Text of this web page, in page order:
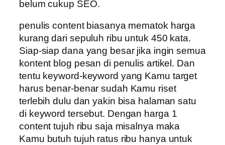
belum cukup SEO.
penulis content biasanya mematok harga
kurang dari sepuluh ribu untuk 450 kata.
Siap-siap dana yang besar jika ingin semua
kontent blog pesan di penulis artikel. Dan
tentu keyword-keyword yang Kamu target
harus benar-benar sudah Kamu riset
terlebih dulu dan yakin bisa halaman satu
di keyword tersebut. Dengan harga 1
content tujuh ribu saja misalnya maka
Kamu butuh tujuh ratus ribu hanya untuk